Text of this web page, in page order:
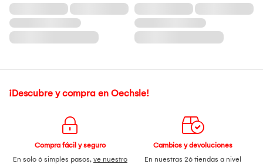
¡Descubre y compra en Oechsle!
Compra fácil y seguro
En solo 6 simples pasos, ve nuestro
Cambios y devoluciones
En nuestras 26 tiendas a nivel